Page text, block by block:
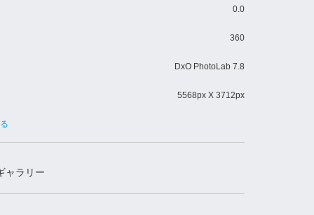
0.0
360
DxO PhotoLab 7.8
5568px X 3712px
ャラリー